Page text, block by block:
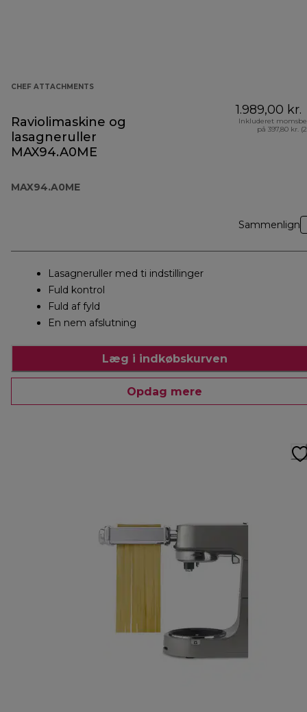
CHEF ATTACHMENTS
Raviolimaskine og
lasagneruller
MAX94.A0ME
MAX94.A0ME
1.989,00 kr.
Inkluderet
på 397,80 kr.
Sammenlign
Lasagneruller med ti indstillinger
Fuld kontrol
Fuld af fyld
En nem afslutning
Læg i indkøbskurven
Opdag mere